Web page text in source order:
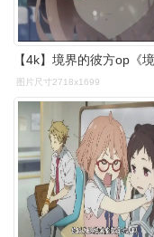
图片尺寸2718x1699